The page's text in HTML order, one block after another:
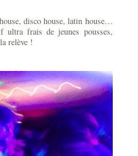
disco house, latin house…
ultra frais de jeunes pousses,
relève !